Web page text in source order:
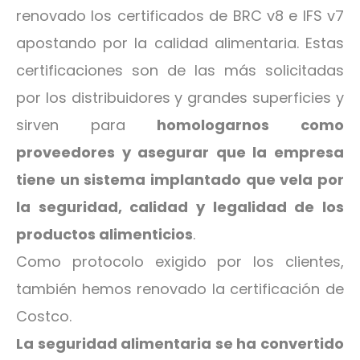
renovado los certificados de BRC v8 e IFS v7
apostando por la calidad alimentaria. Estas
certificaciones son de las más solicitadas
por los distribuidores y grandes superficies y
sirven para homologarnos como
proveedores y asegurar que la empresa
tiene un sistema implantado que vela por
la seguridad, calidad y legalidad de los
productos alimenticios.
Como protocolo exigido por los clientes,
también hemos renovado la certificación de
Costco.
La seguridad alimentaria se ha convertido